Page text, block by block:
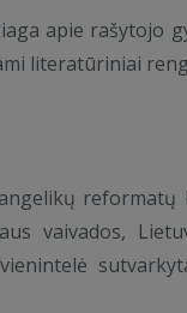
apie rašytojo
literatūriniai
vaivados,